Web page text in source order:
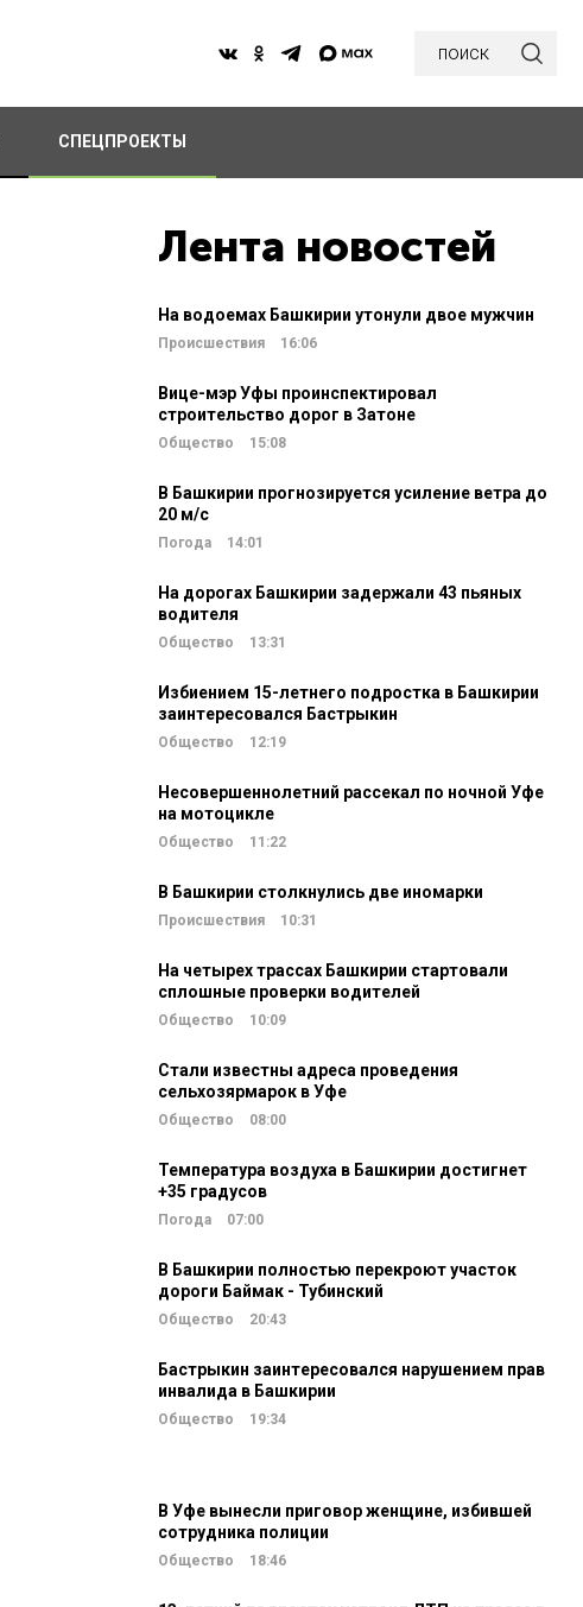
поиск
СПЕЦПРОЕКТЫ
Лента новостей
На водоемах Башкирии утонули двое мужчин
Происшествия 16:06
Вице-мэр Уфы проинспектировал
строительство дорог в Затоне
Общество 15:08
В Башкирии прогнозируется усиление ветра до
20 м/c
Погода 14:01
На дорогах Башкирии задержали 43 пьяных
водителя
Общество 13:31
Избиением 15-летнего подростка в Башкирии
заинтересовался Бастрыкин
Общество 12:19
Несовершеннолетний рассекал по ночной Уфе
на мотоцикле
Общество 11:22
В Башкирии столкнулись две иномарки
Происшествия 10:31
На четырех трассах Башкирии стартовали
сплошные проверки водителей
Общество 10:09
Стали известны адреса проведения
сельхозярмарок в Уфе
Общество 08:00
Температура воздуха в Башкирии достигнет
+35 градусов
Погода 07:00
В Башкирии полностью перекроют участок
дороги Баймак - Тубинский
Общество 20:43
Бастрыкин заинтересовался нарушением прав
инвалида в Башкирии
Общество 19:34
В Уфе вынесли приговор женщине, избившей
сотрудника полиции
Общество 18:46